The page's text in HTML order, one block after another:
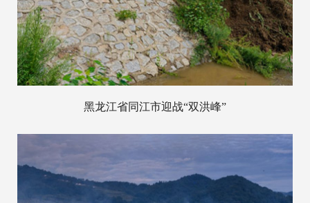
黑龙江省同江市迎战“双洪峰”